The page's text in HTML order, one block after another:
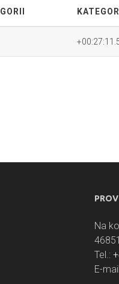
Na
Tel.:
E-